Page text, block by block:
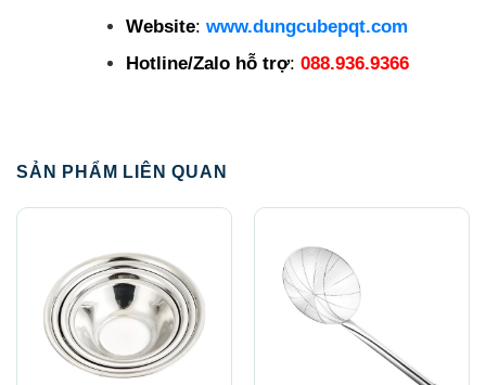
Website: www.dungcubepqt.com
Hotline/Zalo hỗ trợ: 088.936.9366
SẢN PHẨM LIÊN QUAN